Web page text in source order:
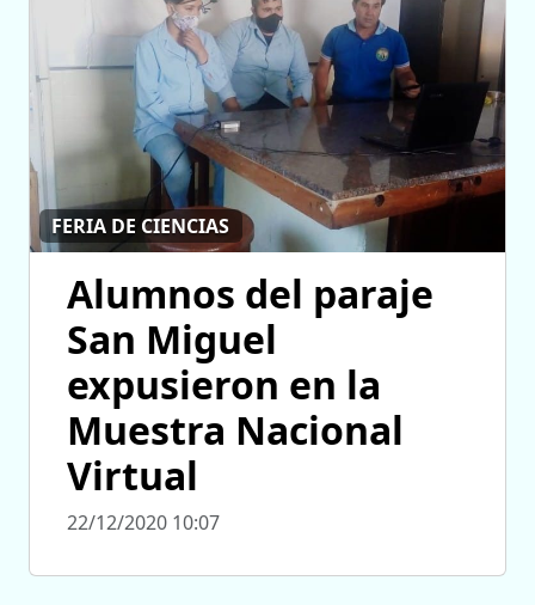
FERIA DE CIENCIAS
Alumnos del paraje
San Miguel
expusieron en la
Muestra Nacional
Virtual
22/12/2020 10:07